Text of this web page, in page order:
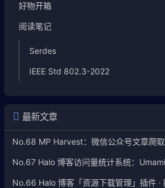
好物开箱
阅读笔记
Serdes
IEEE Std 802.3-2022
最新文章